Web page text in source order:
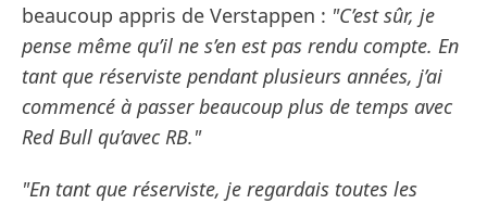
beaucoup appris de Verstappen : "C’est sûr, je
pense même qu’il ne s’en est pas rendu compte. En
tant que réserviste pendant plusieurs années, j’ai
commencé à passer beaucoup plus de temps avec
Red Bull qu’avec RB."
"En tant que réserviste, je regardais toutes les